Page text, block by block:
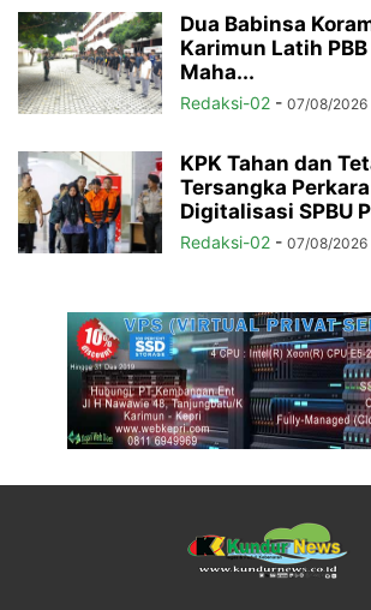
Dua Babinsa
Karimun Latih
Maha...
Redaksi-02 - 07/08/2026
KPK Tahan dan
Tersangka
Digitalisasi SPBU
Redaksi-02 - 07/08/2026